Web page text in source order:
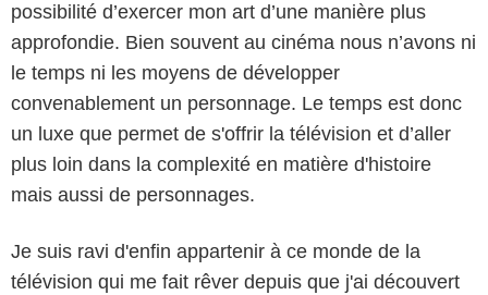
possibilité d’exercer mon art d’une manière plus
approfondie. Bien souvent au cinéma nous n’avons ni
le temps ni les moyens de développer
convenablement un personnage. Le temps est donc
un luxe que permet de s'offrir la télévision et d’aller
plus loin dans la complexité en matière d'histoire
mais aussi de personnages.
Je suis ravi d'enfin appartenir à ce monde de la
télévision qui me fait rêver depuis que j'ai découvert